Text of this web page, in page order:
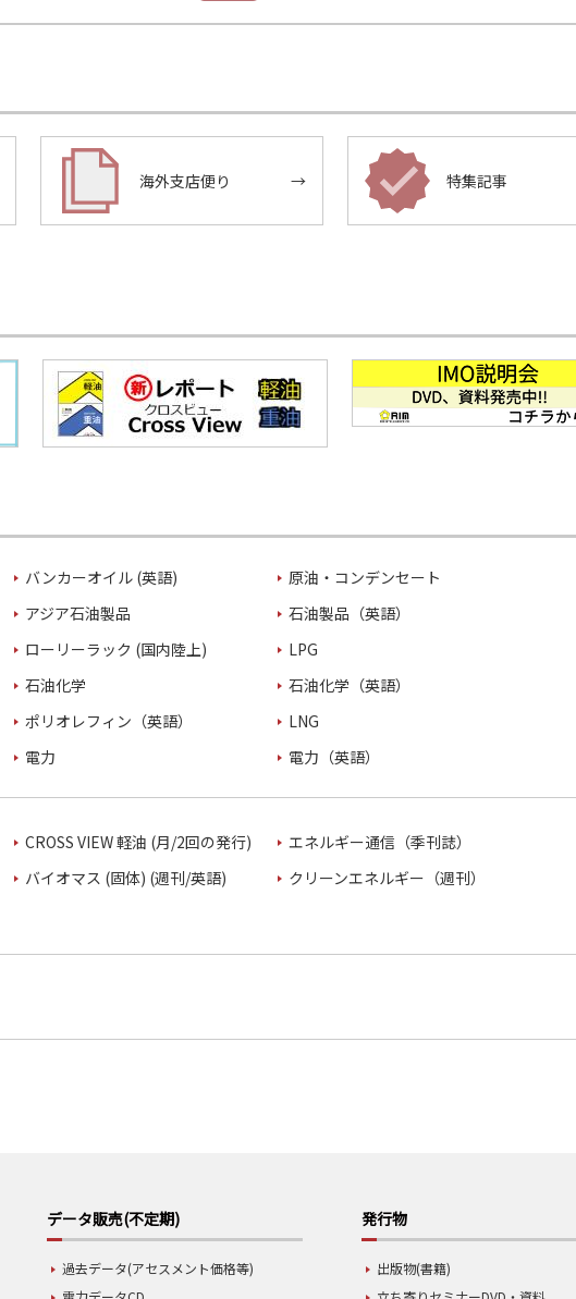
海外支店便り → 特集記事
バンカーオイル (英語)
原油・コンデンセート
アジア石油製品
石油製品（英語）
ローリーラック (国内陸上)
LPG
石油化学
石油化学（英語）
ポリオレフィン（英語）
LNG
電力 電力（英語）
CROSS VIEW 軽油 (月/2回の発行)
エネルギー通信（季刊誌）
バイオマス (固体) (週刊/英語)
クリーンエネルギー（週刊）
データ販売(不定期)
過去データ(アセスメント価格等)
発行物
出版物(書籍)